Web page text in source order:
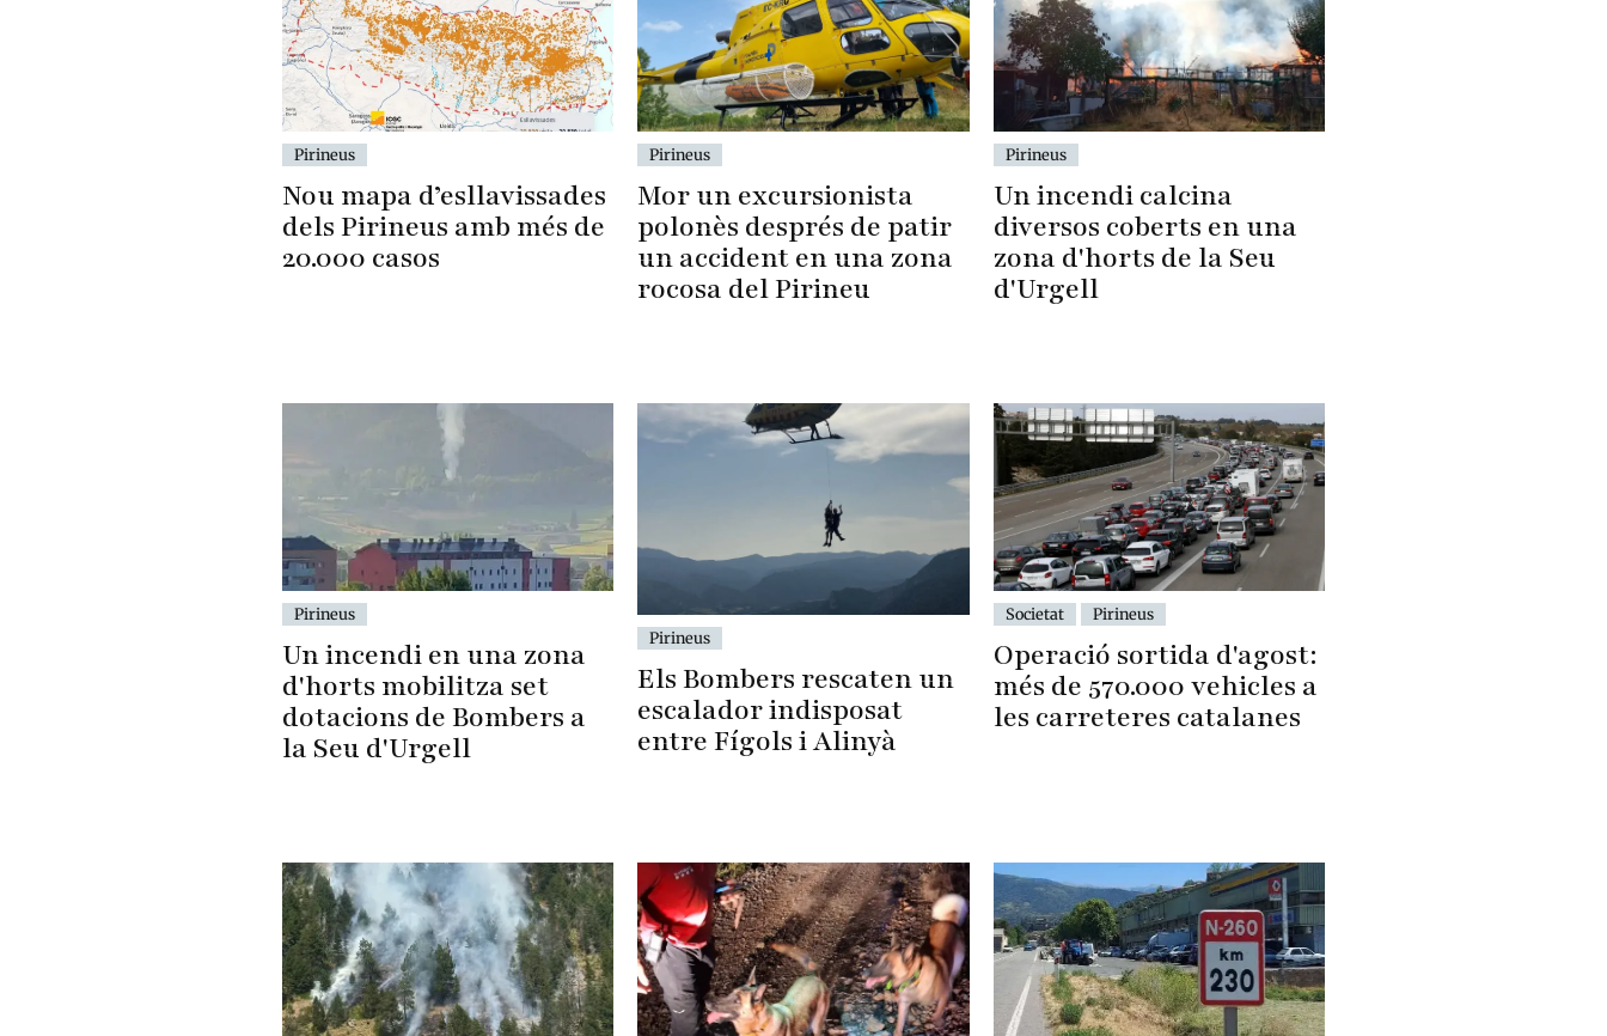
Pirineus
Nou mapa d’esllavissades
dels Pirineus amb més de
20.000 casos
Pirineus
Mor un excursionista
polonès després de patir
un accident en una zona
rocosa del Pirineu
Pirineus
Un incendi calcina
diversos coberts en una
zona d'horts de la Seu
d'Urgell
Pirineus
Un incendi en una zona
d'horts mobilitza set
dotacions de Bombers a
la Seu d'Urgell
Pirineus
Els Bombers rescaten un
escalador indisposat
entre Fígols i Alinyà
Societat Pirineus
Operació sortida d'agost:
més de 570.000 vehicles a
les carreteres catalanes